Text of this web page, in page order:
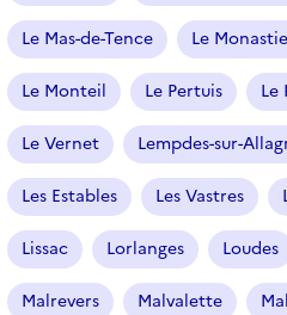
Le Mas-de-Tence Le
Le Monteil Le Pertuis Le
Le Vernet Lempdes-sur-
Les Estables Les Vastres
Lissac Lorlanges Loudes
Malrevers Malvalette